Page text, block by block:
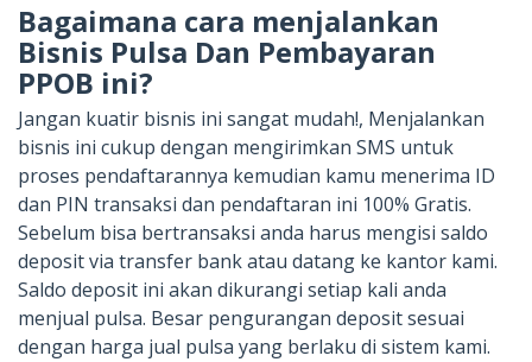
Bagaimana cara menjalankan
Bisnis Pulsa Dan Pembayaran
PPOB ini?
Jangan kuatir bisnis ini sangat mudah!, Menjalankan
bisnis ini cukup dengan mengirimkan SMS untuk
proses pendaftarannya kemudian kamu menerima ID
dan PIN transaksi dan pendaftaran ini 100% Gratis.
Sebelum bisa bertransaksi anda harus mengisi saldo
deposit via transfer bank atau datang ke kantor kami.
Saldo deposit ini akan dikurangi setiap kali anda
menjual pulsa. Besar pengurangan deposit sesuai
dengan harga jual pulsa yang berlaku di sistem kami.